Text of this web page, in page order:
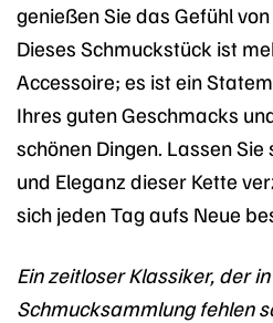
genießen Sie das Gefühl
Dieses Schmuckstück ist
Accessoire; es ist ein
Ihres guten Geschmacks
schönen Dingen. Lassen
und Eleganz dieser Kette
sich jeden Tag aufs Neue
Ein zeitloser Klassiker, der
Schmucksammlung fehlen